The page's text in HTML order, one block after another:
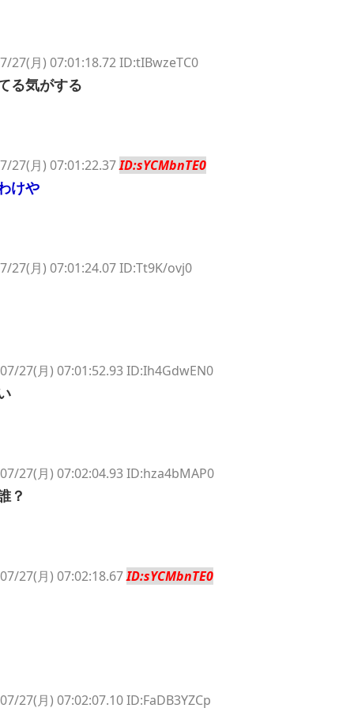
27(月) 07:01:18.72 ID:tIBwzeTC0
る気がする
27(月) 07:01:22.37ID:sYCMbnTE0
けや
27(月) 07:01:24.07 ID:Tt9K/ovj0
27(月) 07:01:52.93 ID:Ih4GdwEN0
27(月) 07:02:04.93 ID:hza4bMAP0
？
27(月) 07:02:18.67ID:sYCMbnTE0
27(月) 07:02:07.10 ID:FaDB3YZCp